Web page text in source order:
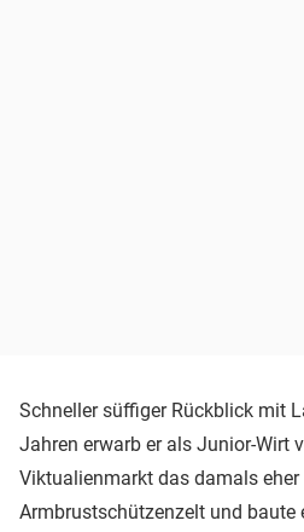
Schneller süffiger Rückblick mit
Jahren erwarb er als Junior-Wirt
Viktualienmarkt das damals
Armbrustschützenzelt und baute